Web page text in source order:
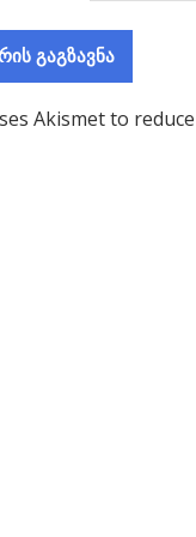
Akismet to